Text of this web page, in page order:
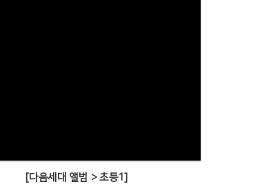
[다음세대 앨범 > 초등1]